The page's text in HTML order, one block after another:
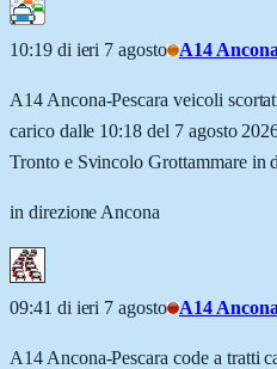
10:19 di ieri 7 agosto A14
A14 Ancona-Pescara veicoli
carico dalle 10:18 del 7 agosto
Tronto e Svincolo Grottammare in
in direzione Ancona
09:41 di ieri 7 agosto A14
A14 Ancona-Pescara code a tratti